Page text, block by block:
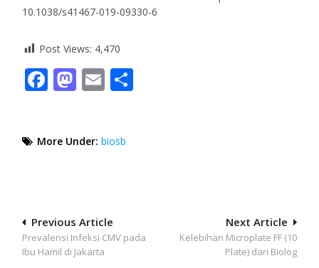
10.1038/s41467-019-09330-6
Post Views: 4,470
Facebook
Mastodon
Email
More Under: biosb
Post
navigation
Next Article
Kelebihan Microplate FF (10
Plate) dari Biolog
Previous Article
Prevalensi Infeksi CMV pada
Ibu Hamil di Jakarta